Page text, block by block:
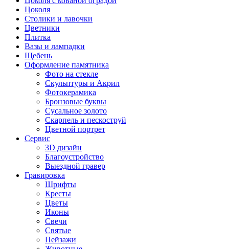
Цоколя
Столики и лавочки
Цветники
Плитка
Вазы и лампадки
Щебень
Оформление памятника
Фото на стекле
Скульптуры и Акрил
Фотокерамика
Бронзовые буквы
Сусальное золото
Скарпель и пескоструй
Цветной портрет
Сервис
3D дизайн
Благоустройство
Выездной гравер
Гравировка
Шрифты
Кресты
Цветы
Иконы
Свечи
Святые
Пейзажи